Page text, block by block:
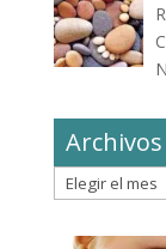
Archivos
Archivos